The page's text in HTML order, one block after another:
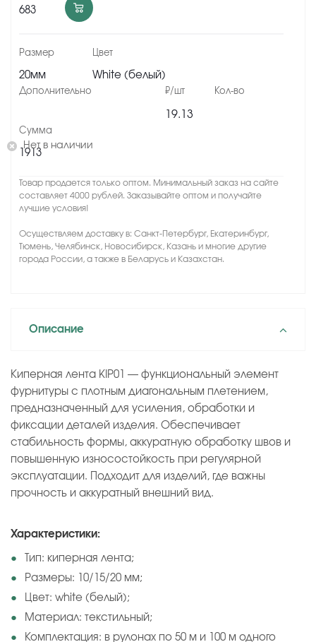
683
20мм White (белый)
19.13
1913
Нет в наличии
Товар продается только оптом. Минимальный заказ на сайте
составляет 4000 рублей. Заказывайте оптом и получайте
лучшие условия!
Осуществляем доставку в: Санкт-Петербург, Екатеринбург,
Тюмень, Челябинск, Новосибирск, Казань и многие другие
города России, а также в Беларусь и Казахстан.
Описание
Киперная лента KIP01 — функциональный элемент
фурнитуры с плотным диагональным плетением,
предназначенный для усиления, обработки и
фиксации деталей изделия. Обеспечивает
стабильность формы, аккуратную обработку швов и
повышенную износостойкость при регулярной
эксплуатации. Подходит для изделий, где важны
прочность и аккуратный внешний вид.
Характеристики:
Тип: киперная лента;
Размеры: 10/15/20 мм;
Цвет: white (белый);
Материал: текстильный;
Комплектация: в рулонах по 50 м и 100 м одного